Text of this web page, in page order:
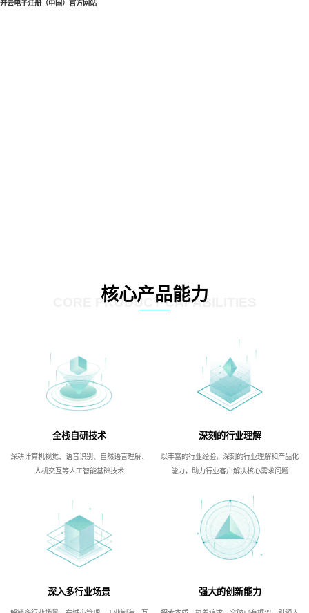
开云电子注册（中国）官方网站
核心产品能力
CORE PRODUCT CAPABILITIES
全栈自研技术
深耕计算机视觉、语音识别、自然语言理解、
人机交互等人工智能基础技术
深刻的行业理解
以丰富的行业经验，深刻的行业理解和产品化
能力，助力行业客户解决核心需求问题
深入多行业场景 强大的创新能力